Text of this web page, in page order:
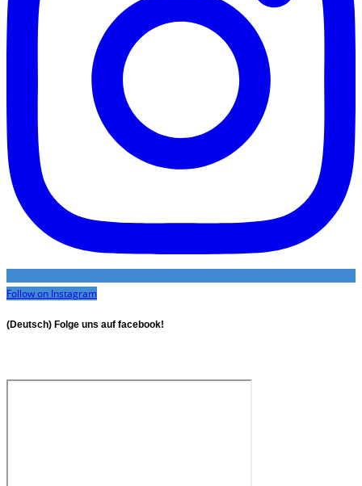
Follow on Instagram
(Deutsch) Folge uns auf facebook!